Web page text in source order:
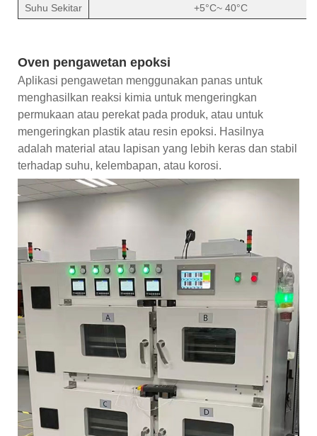
Suhu Sekitar
+5°C~ 40°C
Oven pengawetan epoksi
Aplikasi pengawetan menggunakan panas untuk
menghasilkan reaksi kimia untuk mengeringkan
permukaan atau perekat pada produk, atau untuk
mengeringkan plastik atau resin epoksi. Hasilnya
adalah material atau lapisan yang lebih keras dan stabil
terhadap suhu, kelembapan, atau korosi.